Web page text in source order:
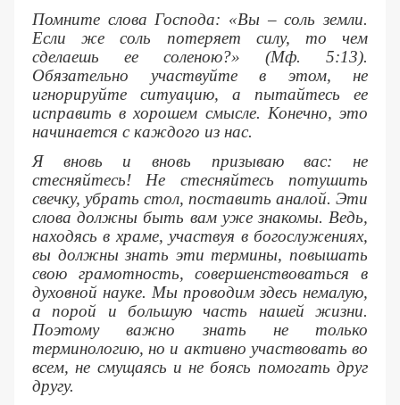
Помните слова Господа: «Вы – соль земли.
Если же соль потеряет силу, то чем
сделаешь ее соленою?» (Мф. 5:13).
Обязательно участвуйте в этом, не
игнорируйте ситуацию, а пытайтесь ее
исправить в хорошем смысле. Конечно, это
начинается с каждого из нас.
Я вновь и вновь призываю вас: не
стесняйтесь! Не стесняйтесь потушить
свечку, убрать стол, поставить аналой. Эти
слова должны быть вам уже знакомы. Ведь,
находясь в храме, участвуя в богослужениях,
вы должны знать эти термины, повышать
свою грамотность, совершенствоваться в
духовной науке. Мы проводим здесь немалую,
а порой и большую часть нашей жизни.
Поэтому важно знать не только
терминологию, но и активно участвовать во
всем, не смущаясь и не боясь помогать друг
другу.